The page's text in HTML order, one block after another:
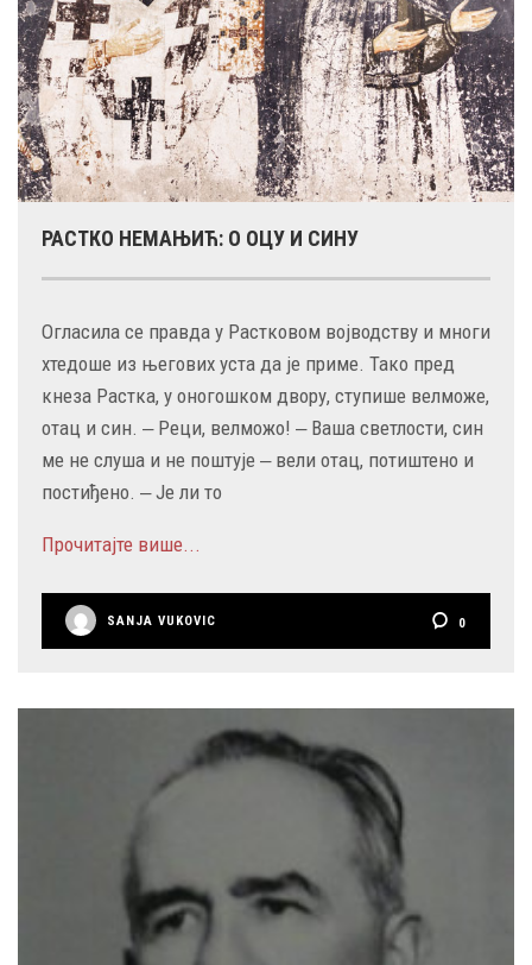
РАСТКО НЕМАЊИЋ: О ОЦУ И СИНУ
Огласила се правда у Растковом војводству и многи
хтедоше из његових уста да је приме. Тако пред
кнеза Растка, у оногошком двору, ступише велможе,
отац и син. ‒ Реци, велможо! ‒ Ваша светлости, син
ме не слуша и не поштује ‒ вели отац, потиштено и
постиђено. ‒ Је ли то
Прочитајте више...
SANJA VUKOVIC 0